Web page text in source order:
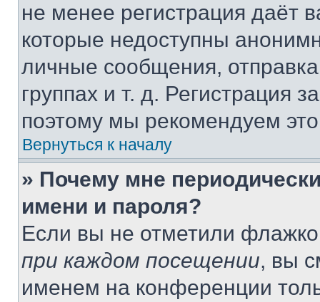
не менее регистрация даёт
которые недоступны
личные сообщения,
группах и т. д. Регистрация
поэтому мы рекомендуем
Вернуться к началу
» Почему мне
имени и пароля?
Если вы не отметили
при каждом посещении, вы
именем на конференции